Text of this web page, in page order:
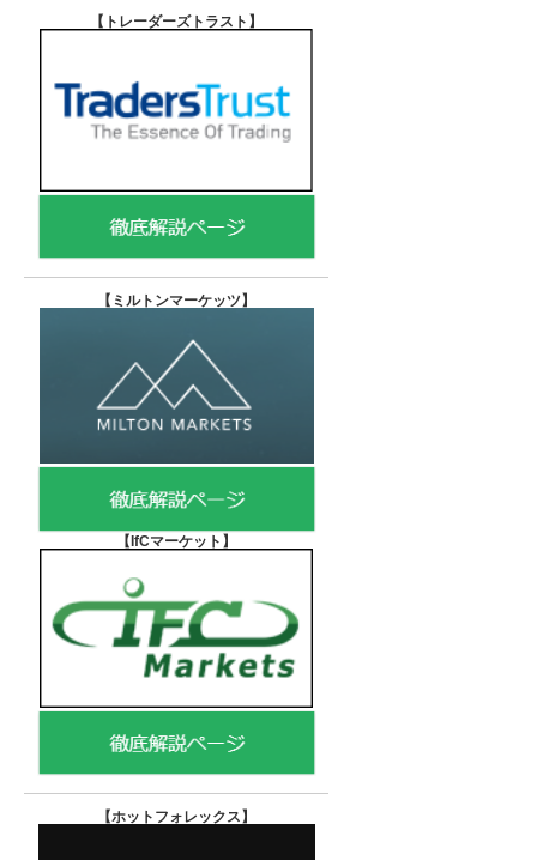
【トレーダーズトラスト 】
【 ミルトンマーケッツ】
【IfCマーケット 】
【ホットフォレックス 】